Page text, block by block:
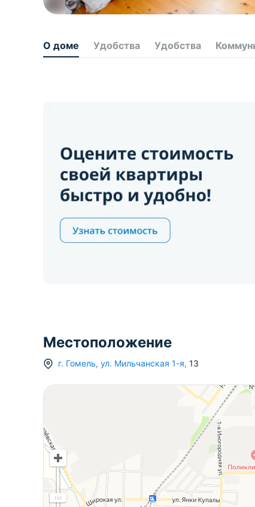
О доме Удобства Удобства
Местоположение
г. Гомель, ул. Мильчанская 1-я, 13